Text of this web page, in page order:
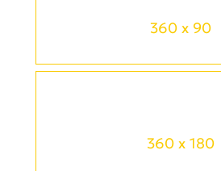
360 x 90
360 x 180